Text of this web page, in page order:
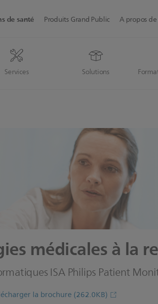
de santé
Services Solutions
Produits Grand Public A propos
médicales à la
ISA Philips Patient
la brochure(262.0KB)